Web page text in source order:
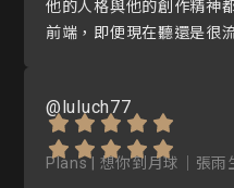
他的人格與他的創作精神
前端，即便現在聽還是很
@luluch77
Plans | 想你到月球｜張雨